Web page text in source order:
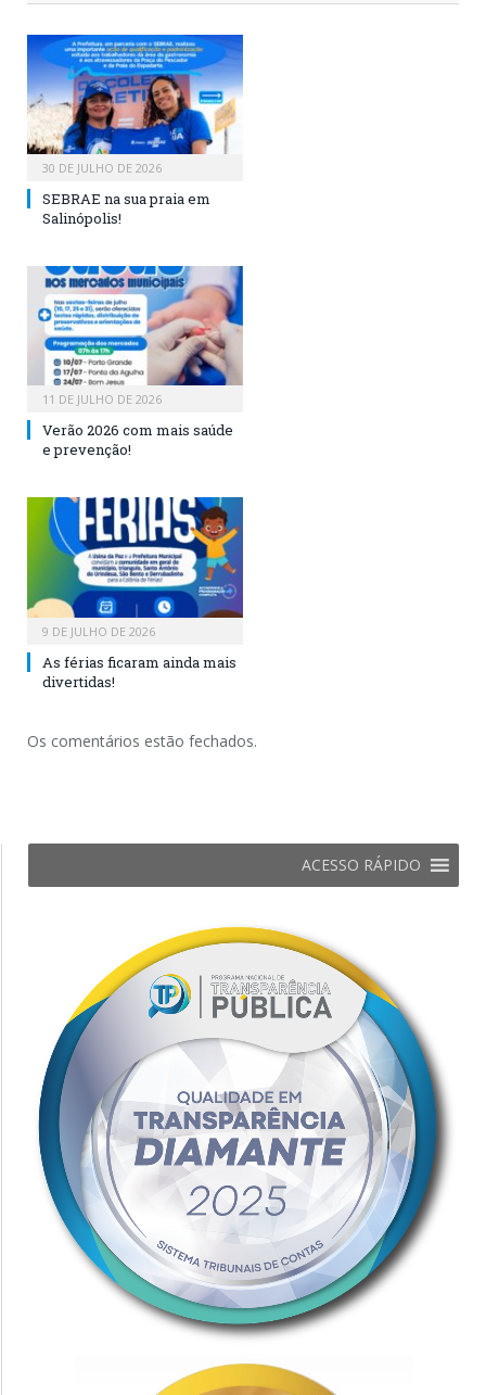
30 DE JULHO DE 2026
SEBRAE na sua praia em
Salinópolis!
11 DE JULHO DE 2026
Verão 2026 com mais saúde
e prevenção!
9 DE JULHO DE 2026
As férias ficaram ainda mais
divertidas!
Os comentários estão fechados.
ACESSO RÁPIDO